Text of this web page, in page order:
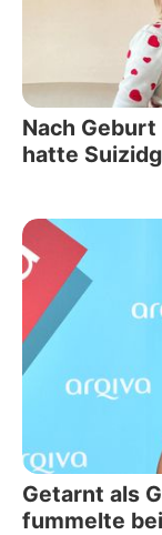
Nach
hatte
Getarnt als
fummelte